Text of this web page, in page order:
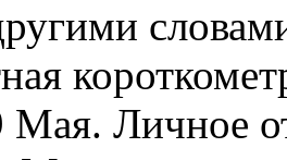
Мая. Личное